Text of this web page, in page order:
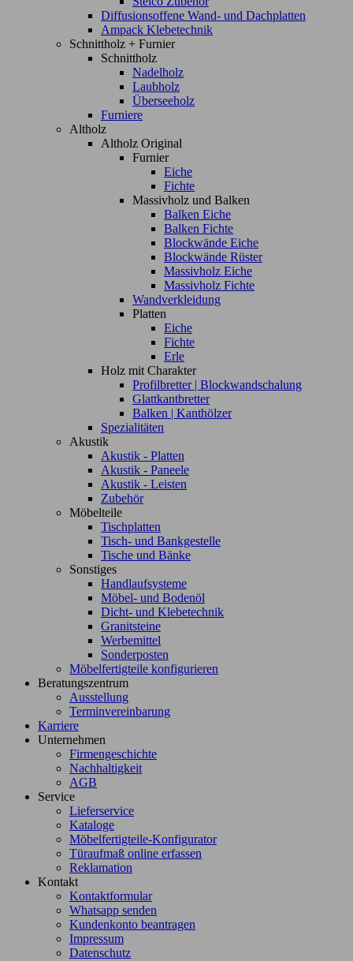
Diffusionsoffene Wand- und Dachplatten
Ampack Klebetechnik
Schnittholz + Furnier
Schnittholz
Nadelholz
Laubholz
Überseeholz
Furniere
Altholz
Altholz Original
Furnier
Eiche
Fichte
Massivholz und Balken
Balken Eiche
Balken Fichte
Blockwände Eiche
Blockwände Rüster
Massivholz Eiche
Massivholz Fichte
Wandverkleidung
Platten
Eiche
Fichte
Erle
Holz mit Charakter
Profilbretter | Blockwandschalung
Glattkantbretter
Balken | Kanthölzer
Spezialitäten
Akustik
Akustik - Platten
Akustik - Paneele
Akustik - Leisten
Zubehör
Möbelteile
Tischplatten
Tisch- und Bankgestelle
Tische und Bänke
Sonstiges
Handlaufsysteme
Möbel- und Bodenöl
Dicht- und Klebetechnik
Granitsteine
Werbemittel
Sonderposten
Möbelfertigteile konfigurieren
Beratungszentrum
Ausstellung
Terminvereinbarung
Karriere
Unternehmen
Firmengeschichte
Nachhaltigkeit
AGB
Service
Lieferservice
Kataloge
Möbelfertigteile-Konfigurator
Türaufmaß online erfassen
Reklamation
Kontakt
Kontaktformular
Whatsapp senden
Kundenkonto beantragen
Impressum
Datenschutz